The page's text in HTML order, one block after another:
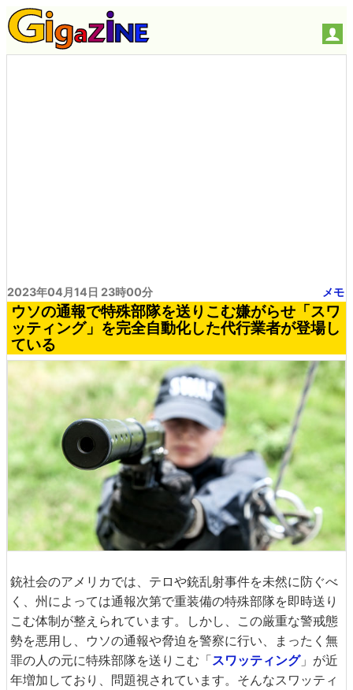
2023年04月14日 23時00分 メモ
ウソの通報で特殊部隊を送りこむ嫌がらせ「スワ
ッティング」を完全自動化した代行業者が登場し
ている
銃社会のアメリカでは、テロや銃乱射事件を未然に防ぐべ
く、州によっては通報次第で重装備の特殊部隊を即時送り
こむ体制が整えられています。しかし、この厳重な警戒態
勢を悪用し、ウソの通報や脅迫を警察に行い、まったく無
罪の人の元に特殊部隊を送りこむ「スワッティング」が近
年増加しており、問題視されています。そんなスワッティ